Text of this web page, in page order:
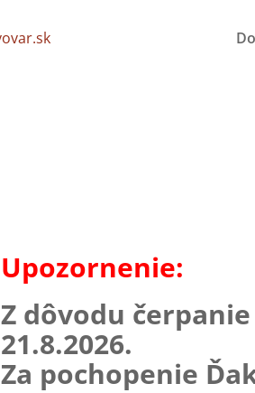
Upozornenie:
Z dôvodu
21.8.2026.
Za pochopenie